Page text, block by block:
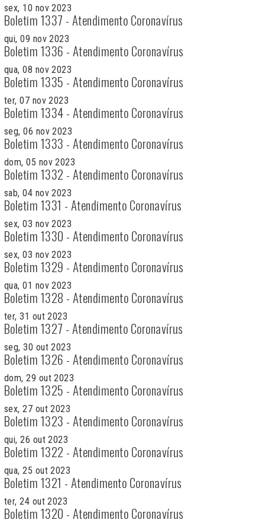
sex, 10 nov 2023
Boletim 1337 - Atendimento Coronavírus
qui, 09 nov 2023
Boletim 1336 - Atendimento Coronavírus
qua, 08 nov 2023
Boletim 1335 - Atendimento Coronavírus
ter, 07 nov 2023
Boletim 1334 - Atendimento Coronavírus
seg, 06 nov 2023
Boletim 1333 - Atendimento Coronavírus
dom, 05 nov 2023
Boletim 1332 - Atendimento Coronavírus
sab, 04 nov 2023
Boletim 1331 - Atendimento Coronavírus
sex, 03 nov 2023
Boletim 1330 - Atendimento Coronavírus
sex, 03 nov 2023
Boletim 1329 - Atendimento Coronavírus
qua, 01 nov 2023
Boletim 1328 - Atendimento Coronavírus
ter, 31 out 2023
Boletim 1327 - Atendimento Coronavírus
seg, 30 out 2023
Boletim 1326 - Atendimento Coronavírus
dom, 29 out 2023
Boletim 1325 - Atendimento Coronavírus
sex, 27 out 2023
Boletim 1323 - Atendimento Coronavírus
qui, 26 out 2023
Boletim 1322 - Atendimento Coronavírus
qua, 25 out 2023
Boletim 1321 - Atendimento Coronavírus
ter, 24 out 2023
Boletim 1320 - Atendimento Coronavírus